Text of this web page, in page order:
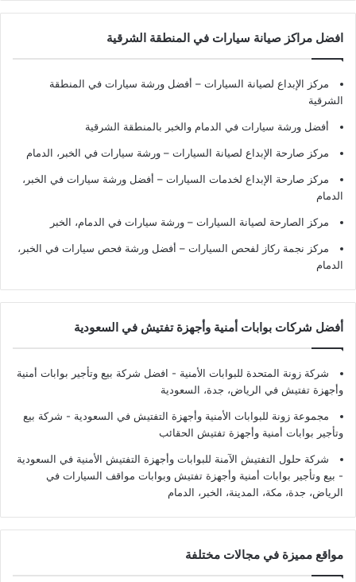
افضل مراكز صيانة سيارات في المنطقة الشرقية
مركز الإبداع لصيانة السيارات – أفضل ورشة سيارات في المنطقة
الشرقية
أفضل ورشة سيارات في الدمام والخبر بالمنطقة الشرقية
مركز صارحة الإبداع لصيانة السيارات – ورشة سيارات في الخبر، الدمام
مركز صارحة الإبداع لخدمات السيارات – أفضل ورشة سيارات في الخبر،
الدمام
مركز الصارحة لصيانة السيارات – ورشة سيارات في الدمام، الخبر
مركز نجمة ركاز لفحص السيارات – أفضل ورشة فحص سيارات في الخبر،
الدمام
أفضل شركات بوابات أمنية وأجهزة تفتيش في السعودية
شركة زونة المتحدة للبوابات الأمنية - افضل شركة بيع وتأجير بوابات أمنية
وأجهزة تفتيش في الرياض، جدة، السعودية
مجموعة زونة للبوابات الأمنية وأجهزة التفتيش في السعودية - شركة بيع
وتأجير بوابات أمنية وأجهزة تفتيش الحقائب
شركة حلول التفتيش الآمنة للبوابات وأجهزة التفتيش الأمنية في السعودية
- بيع وتأجير بوابات أمنية وأجهزة تفتيش وبوابات مواقف السيارات في
الرياض، جدة، مكة، المدينة، الخبر، الدمام
مواقع مميزة في مجالات مختلفة